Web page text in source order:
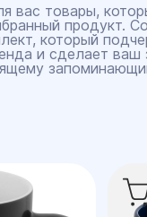
вас товары,
продукт.
который
и сделает ваш